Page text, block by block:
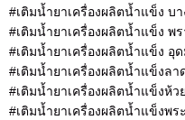
#เติมน้ำยาเครื่องผลิตน้ำแข็ง บ
#เติมน้ำยาเครื่องผลิตน้ำแข็ง พ
#เติมน้ำยาเครื่องผลิตน้ำแข็ง อุ
#เติมน้ำยาเครื่องผลิตน้ำแข็งล
#เติมน้ำยาเครื่องผลิตน้ำแข็งห้
#เติมน้ำยาเครื่องผลิตน้ำแข็งพ